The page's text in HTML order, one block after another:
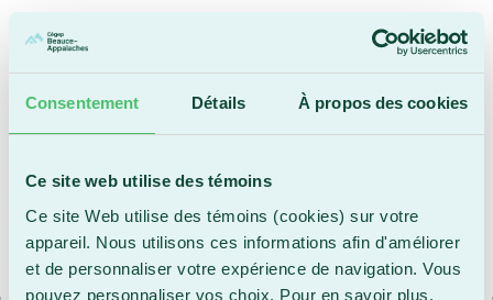
Consentement Détails À propos des cookies
Ce site web utilise des témoins
Ce site Web utilise des témoins (cookies) sur votre
appareil. Nous utilisons ces informations afin d'améliorer
et de personnaliser votre expérience de navigation. Vous
pouvez personnaliser vos choix. Pour en savoir plus,
Applied Physics Letters
Applied Physics Letters (APL) publie des rapports concis et
actuels sur des découvertes importantes en physique
appliquée. Mettant l’accent sur la diffusion rapide de
physique, la revue assure la publication rapide d’articles
phénomènes physiques dans tous les domaines des
sciences, du génie et des technologies modernes.